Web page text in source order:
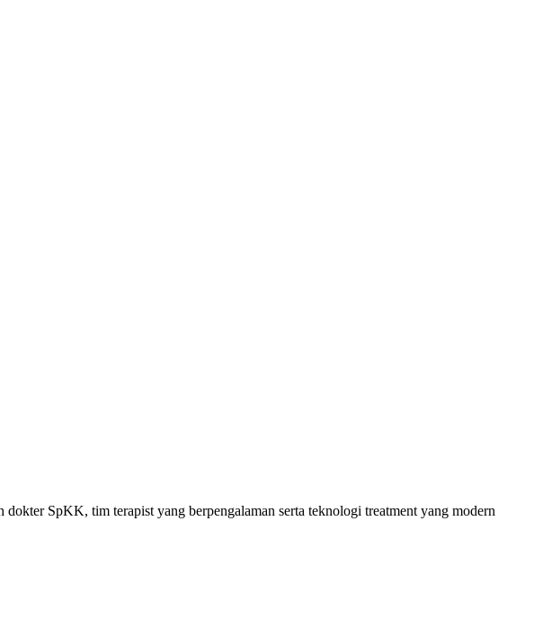
SpKK, tim terapist yang berpengalaman serta teknologi treatment yang modern